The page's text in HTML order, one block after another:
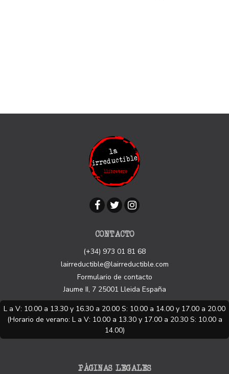
CONTACTO
(+34) 973 01 81 68
lairreductible@lairreductible.com
Formulario de contacto
Jaume II, 7 25001 Lleida España
L a V: 10.00 a 13.30 y 16.30 a 20.00 S: 10.00 a 14.00 y 17.00 a 20.00
(Horario de verano: L a V: 10.00 a 13.30 y 17.00 a 20.30 S: 10.00 a
14.00)
PÁGINAS LEGALES